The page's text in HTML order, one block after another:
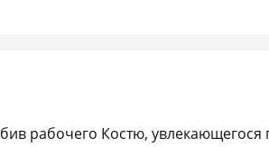
рабочего Костю,